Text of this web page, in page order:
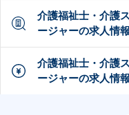
介護福祉士・介護
ージャーの求人情
介護福祉士・介護
ージャーの求人情